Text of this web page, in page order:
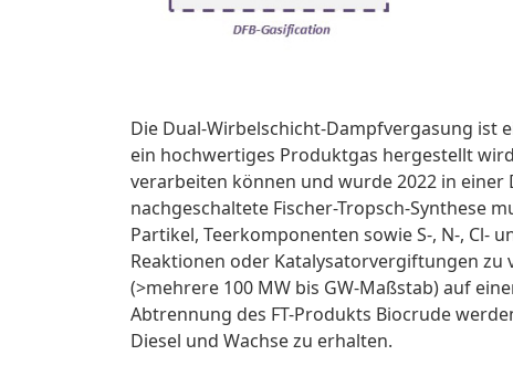
Die Dual-Wirbelschicht-Dampfvergasung ist
ein hochwertiges Produktgas hergestellt
verarbeiten können und wurde 2022 in
nachgeschaltete Fischer-Tropsch-Synthese
Partikel, Teerkomponenten sowie S-, N-,
Reaktionen oder Katalysatorvergiftungen zu
(>mehrere 100 MW bis GW-Maßstab) auf
Abtrennung des FT-Produkts Biocrude
Diesel und Wachse zu erhalten.